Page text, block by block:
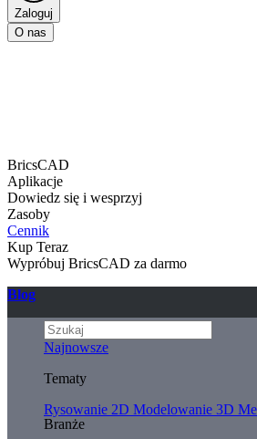
Zaloguj
O nas
BricsCAD
Aplikacje
Dowiedz się i wesprzyj
Zasoby
Cennik
Kup Teraz
Wypróbuj BricsCAD za darmo
Blog
Najnowsze
Tematy
Rysowanie 2D Modelowanie 3D
Branże